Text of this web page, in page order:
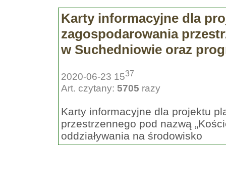
Karty informacyjne dla
zagospodarowania
w Suchedniowie oraz
2020-06-23 1537
Art. czytany: 5705 razy
Karty informacyjne dla projektu
przestrzennego pod nazwą
oddziaływania na środowisko